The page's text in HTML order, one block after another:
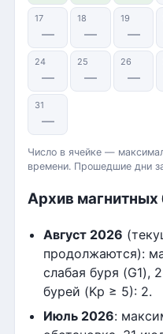
17
—
18
—
19
—
24
—
25
—
26
—
31
—
Число в ячейке —
времени. Прошедшие дни
Архив магнитных
Август 2026
продолжаются):
слабая буря (G1),
бурей (Kp ≥ 5): 2.
Июль 2026: